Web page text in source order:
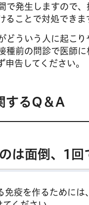
で発生しますので
ることで対処できま
どういう人に起こ
種前の問診で医師
申告してください。
するQ＆A
面倒、1回
疫を作るためには